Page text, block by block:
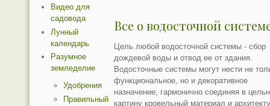
Все о водосточной
Цель любой водосточной системы - сбор
дождевой воды и отвод ее от здания.
Водосточные системы могут нести не
функциональное, но и декоративное
назначение, гармонично соединяя в
картину кровельный материал и
Видео для
садовода
Лунный
календарь
Разумное
земледелие
Удобрения
Правильный